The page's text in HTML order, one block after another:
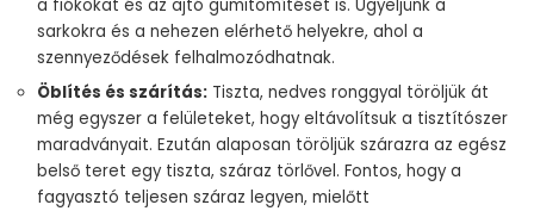
a fiókokat és az ajtó gumitömítését is. Ügyeljünk a
sarkokra és a nehezen elérhető helyekre, ahol a
szennyeződések felhalmozódhatnak.
Öblítés és szárítás: Tiszta, nedves ronggyal töröljük át
még egyszer a felületeket, hogy eltávolítsuk a tisztítószer
maradványait. Ezután alaposan töröljük szárazra az egész
belső teret egy tiszta, száraz törlővel. Fontos, hogy a
fagyasztó teljesen száraz legyen, mielőtt